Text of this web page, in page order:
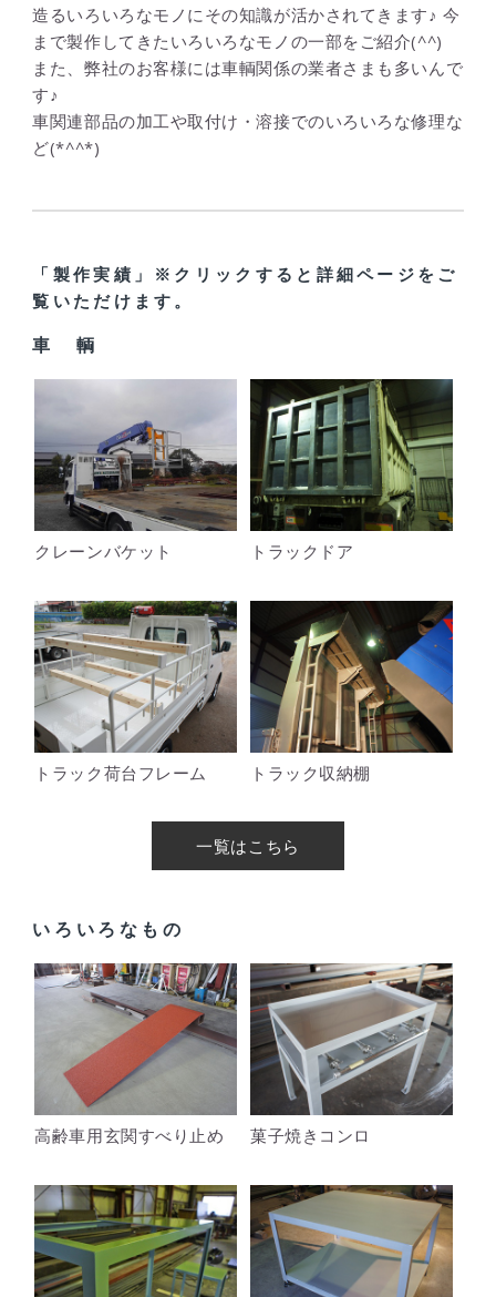
造るいろいろなモノにその知識が活かされてきます♪ 今
まで製作してきたいろいろなモノの一部をご紹介(^^)
また、弊社のお客様には車輌関係の業者さまも多いんで
す♪
車関連部品の加工や取付け・溶接でのいろいろな修理な
ど(*^^*)
「製作実績」※クリックすると詳細ページをご
覧いただけます。
車 輌
クレーンバケット トラックドア
トラック荷台フレーム トラック収納棚
一覧はこちら
いろいろなもの
高齢車用玄関すべり止め 菓子焼きコンロ